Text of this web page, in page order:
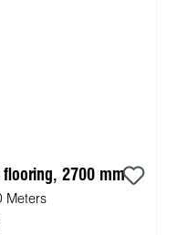
flooring, 2700 mm
Meters